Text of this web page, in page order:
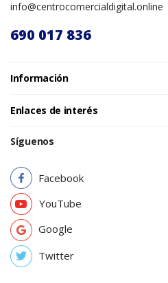
info@centrocomercialdigital.online
690 017 836
Información
Enlaces de interés
Síguenos
Facebook
YouTube
Google
Twitter